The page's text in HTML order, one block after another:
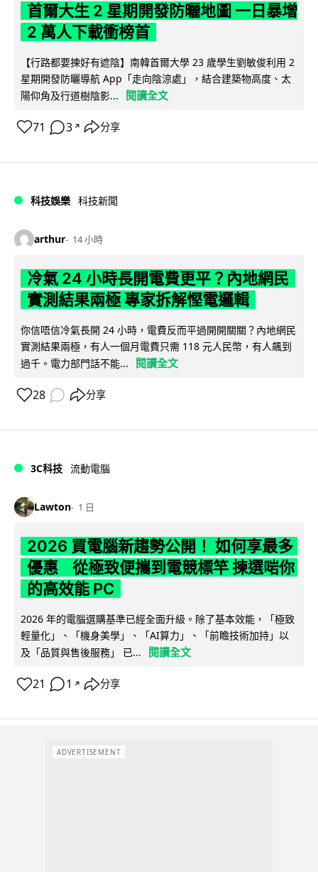
首爾大生 2 星期開發防曬地圖 一日暴增
2 萬人下載衝榜首
【行路都要揀好有遮陰】南韓首爾大學 23 歲學生劉敏俊利用 2
星期開發防曬導航 App「走向陰涼處」，結合建築物高度、太
陽仰角及行道樹陰影...
閱讀全文
71 3 ↗ 分享
科技娛樂 科技新聞
arthur 14 小時
冷氣 24 小時長開電費更平？內地網民
實測結果兩極 專家拆解慳電邏輯
你信唔信冷氣長開 24 小時，電費反而平過開開關關？內地網民
實測結果兩極，有人一個月電費只需 118 元人民幣，有人飆到
過千。電力部門話不能...
閱讀全文
28 分享
3C科技 流動電腦
Lawton 1 日
2026 買電腦新趨勢公開！ 如何享最多
優惠 從極致便攜到電競標竿 揀選啱你
的高效能 PC
2026 年的電腦選購基準已經全面升級。除了基本效能，「極致
輕量化」、「機身美學」、「AI算力」、「前瞻技術加持」以
及「品質與售後服務」 已...
閱讀全文
21 1 ↗ 分享
ADVERTISEMENT